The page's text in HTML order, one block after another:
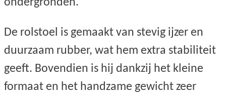
ondergronden.
De rolstoel is gemaakt van stevig ijzer en
duurzaam rubber, wat hem extra stabiliteit
geeft. Bovendien is hij dankzij het kleine
formaat en het handzame gewicht zeer